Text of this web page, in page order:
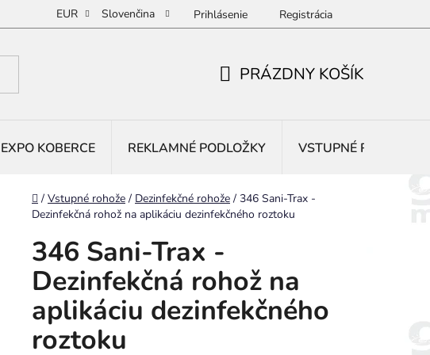
EUR Slovenčina Prihlásenie Registrácia
PRÁZDNY KOŠÍK
EXPO KOBERCE REKLAMNÉ PODLOŽKY VSTUPNÉ ROHOŽE
Domov
/ Vstupné rohože / Dezinfekčné rohože / 346 Sani-Trax -
Dezinfekčná rohož na aplikáciu dezinfekčného roztoku
346 Sani-Trax -
Dezinfekčná rohož na
aplikáciu dezinfekčného
roztoku